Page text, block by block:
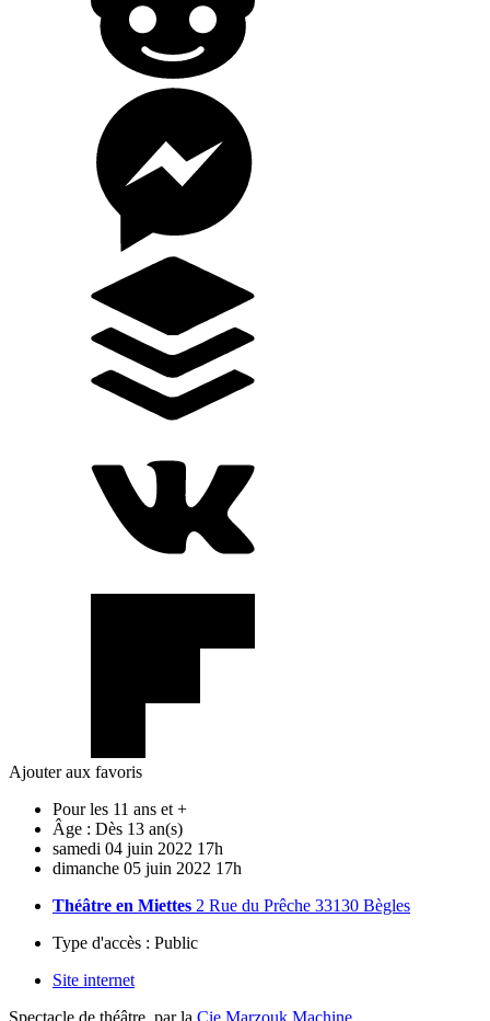
Ajouter aux favoris
Pour les 11 ans et +
Âge : Dès 13 an(s)
samedi 04 juin 2022 17h
dimanche 05 juin 2022 17h
Théâtre en Miettes 2 Rue du Prêche 33130 Bègles
Type d'accès : Public
Site internet
Spectacle de théâtre, par la Cie Marzouk Machine.